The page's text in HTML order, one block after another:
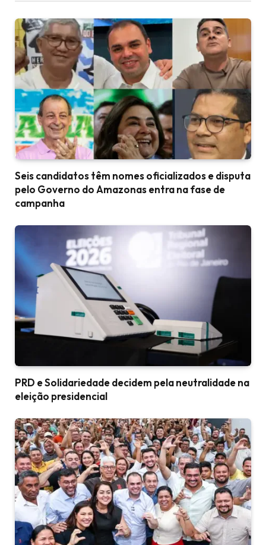
Seis candidatos têm nomes oficializados e disputa
pelo Governo do Amazonas entra na fase de
campanha
PRD e Solidariedade decidem pela neutralidade na
eleição presidencial